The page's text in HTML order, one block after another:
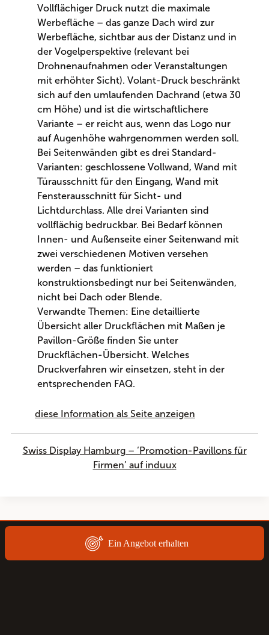
Vollflächiger Druck nutzt die maximale
Werbefläche – das ganze Dach wird zur
Werbefläche, sichtbar aus der Distanz und in
der Vogelperspektive (relevant bei
Drohnenaufnahmen oder Veranstaltungen
mit erhöhter Sicht). Volant-Druck beschränkt
sich auf den umlaufenden Dachrand (etwa 30
cm Höhe) und ist die wirtschaftlichere
Variante – er reicht aus, wenn das Logo nur
auf Augenhöhe wahrgenommen werden soll.
Bei Seitenwänden gibt es drei Standard-
Varianten: geschlossene Vollwand, Wand mit
Türausschnitt für den Eingang, Wand mit
Fensterausschnitt für Sicht- und
Lichtdurchlass. Alle drei Varianten sind
vollflächig bedruckbar. Bei Bedarf können
Innen- und Außenseite einer Seitenwand mit
zwei verschiedenen Motiven versehen
werden – das funktioniert
konstruktionsbedingt nur bei Seitenwänden,
nicht bei Dach oder Blende.
Verwandte Themen: Eine detaillierte
Übersicht aller Druckflächen mit Maßen je
Pavillon-Größe finden Sie unter
Druckflächen-Übersicht. Welches
Druckverfahren wir einsetzen, steht in der
entsprechenden FAQ.
diese Information als Seite anzeigen
Swiss Display Hamburg – ‘Promotion-Pavillons für
Firmen’ auf induux
Ein Angebot erhalten